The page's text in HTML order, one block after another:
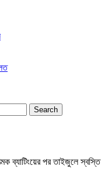
ব্যাটিংয়ের পর তাইজুলে স্বস্তি